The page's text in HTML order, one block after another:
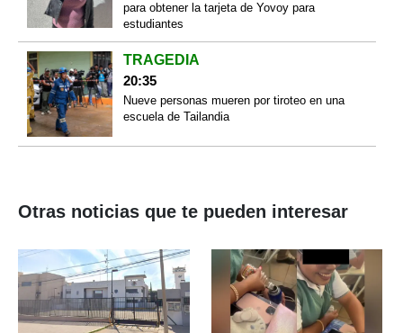
para obtener la tarjeta de Yovoy para
estudiantes
TRAGEDIA
20:35
Nueve personas mueren por tiroteo en una
escuela de Tailandia
Otras noticias que te pueden interesar